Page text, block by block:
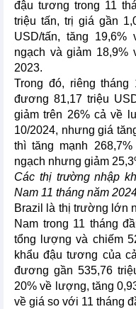
đậu tương trong 11
triệu tấn, trị giá gần
USD/tấn, tăng
ngạch và giảm
2023.
Trong đó, riêng tháng
đương 81,17 triệu
giảm trên 26% cả về
10/2024, nhưng giá
thì tăng mạnh
ngạch nhưng giảm
Các thị trường nhập
Nam 11 tháng năm
Brazil là thị trường lớn
Nam trong 11 tháng
tổng lượng và chiếm
khẩu đậu tương của
đương gần 535,76
20% về lượng, tăng
về giá so với 11 tháng